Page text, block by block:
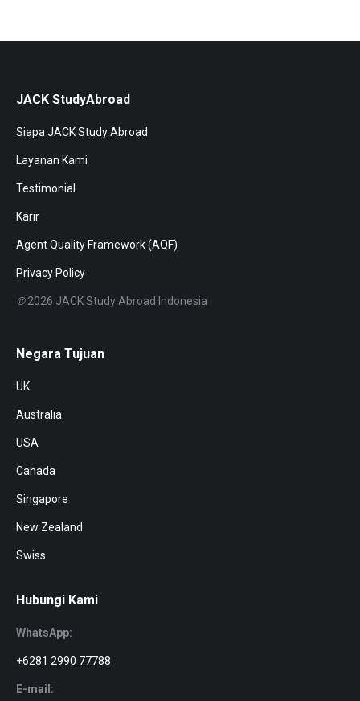
JACK StudyAbroad
Siapa JACK Study Abroad
Layanan Kami
Testimonial
Karir
Agent Quality Framework (AQF)
Privacy Policy
©2026 JACK Study Abroad Indonesia
Negara Tujuan
UK
Australia
USA
Canada
Singapore
New Zealand
Swiss
Hubungi Kami
WhatsApp:
+6281 2990 77788
E-mail: